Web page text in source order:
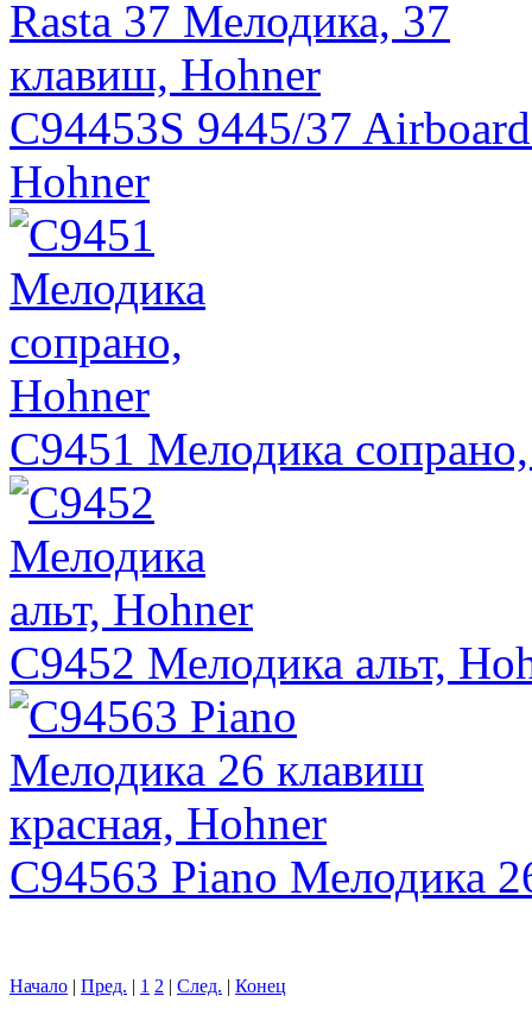
C94453S 9445/37
Hohner
C9451 Мелодика
C9452 Мелодика альт,
C94563 Piano Мелодика
Начало | Пред. | 1 2 | След. | Конец